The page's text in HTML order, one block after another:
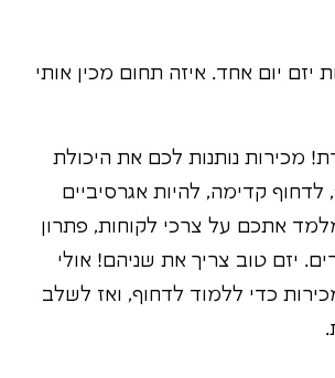
יזם יום אחד. איזה תחום מכין אותי
מכירות נותנות לכם את היכולת
קדימה, להיות אגרסיביים
אתכם על צרכי לקוחות, פתרון
יזם טוב צריך את שניהם! אולי
כדי ללמוד לדחוף, ואז לשלב